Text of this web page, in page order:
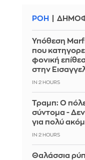
ΡΟΗ
Υπόθεση
που
φονική
στην
IN 2 HOURS
Τραμπ: Ο
σύντομα -
για πολύ
IN 2 HOURS
Θαλάσσια